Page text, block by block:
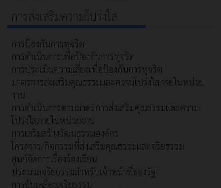
การส่งเสริมความโปร่งใส
การป้องกันการทุจริต
การดำเนินการเพื่อป้องกันการทุจริต
การประเมินความเสี่ยงเพื่อป้องกันการทุจริต
มาตรการส่งเสริมคุณธรรมและความโปร่งใสภายในหน่วย
งาน
การดำเนินการตามมาตรการส่งเสริมคุณธรรมและความ
โปร่งใสภายในหน่วยงาน
การเสริมสร้างวัฒนธรรมองค์กร
โครงการ/กิจกรรมที่ส่งเสริมคุณธรรมและจริยธรรม
ศูนย์จัดการเรื่องร้องเรียน
ประมวลจริยธรรมสำหรับเจ้าหน้าที่ของรัฐ
การขับเคลื่อนจริยธรรม